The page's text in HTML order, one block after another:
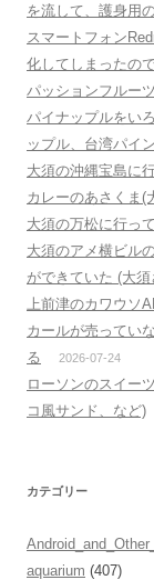
を流して、護身用
スマートフォン
化してしまったの
パッションフルー
パイナップルをい
ップル、台湾パイ
大須の沖縄宝島に
カレーのあさくま(
大須の万松に行っ
大須のアメ横ビル
ができていた (大
上前津のカワウソ
カールが売ってい
る
2026-07-24
ローソンのスイー
コ風サンド、など)
カテゴリー
aquarium (407)